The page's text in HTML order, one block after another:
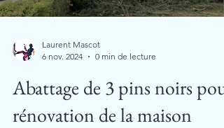
Laurent Mascot
6 nov. 2024
0 min de lecture
Abattage de 3 pins noirs pour
rénovation de la maison